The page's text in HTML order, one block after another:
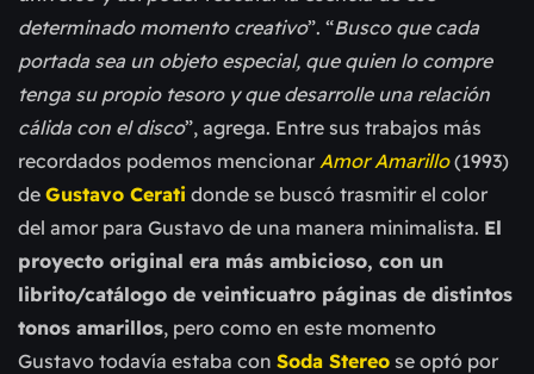
determinado momento creativo”. “Busco que cada
portada sea un objeto especial, que quien lo compre
tenga su propio tesoro y que desarrolle una relación
cálida con el disco”, agrega. Entre sus trabajos más
recordados podemos mencionar Amor Amarillo(1993)
de Gustavo Cerati donde se buscó trasmitir el color
del amor para Gustavo de una manera minimalista. El
proyecto original era más ambicioso, con un
librito/catálogo de veinticuatro páginas de distintos
tonos amarillos, pero como en este momento
Gustavo todavía estaba con Soda Stereo se optó por